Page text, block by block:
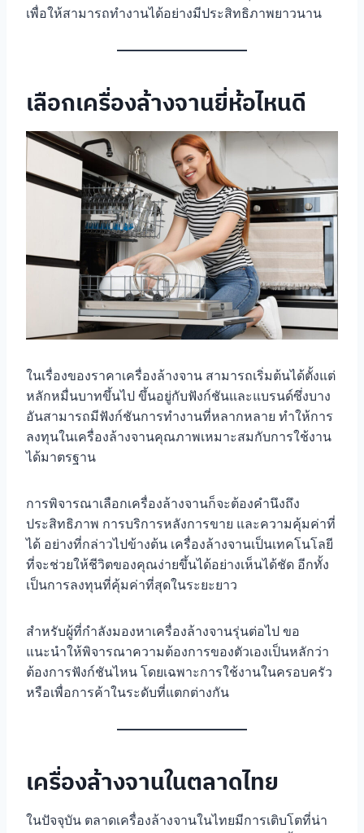
เพื่อให้สามารถทำงานได้อย่างมีประสิทธิภาพยาวนาน
เลือกเครื่องล้างจานยี่ห้อไหนดี
ในเรื่องของราคาเครื่องล้างจาน สามารถเริ่มต้นได้ตั้งแต่
หลักหมื่นบาทขึ้นไป ขึ้นอยู่กับฟังก์ชันและแบรนด์ซึ่งบาง
อันสามารถมีฟังก์ชันการทำงานที่หลากหลาย ทำให้การ
ลงทุนในเครื่องล้างจานคุณภาพเหมาะสมกับการใช้งาน
ได้มาตรฐาน
การพิจารณาเลือกเครื่องล้างจานก็จะต้องคำนึงถึง
ประสิทธิภาพ การบริการหลังการขาย และความคุ้มค่าที่
ได้ อย่างที่กล่าวไปข้างต้น เครื่องล้างจานเป็นเทคโนโลยี
ที่จะช่วยให้ชีวิตของคุณง่ายขึ้นได้อย่างเห็นได้ชัด อีกทั้ง
เป็นการลงทุนที่คุ้มค่าที่สุดในระยะยาว
สำหรับผู้ที่กำลังมองหาเครื่องล้างจานรุ่นต่อไป ขอ
แนะนำให้พิจารณาความต้องการของตัวเองเป็นหลักว่า
ต้องการฟังก์ชันไหน โดยเฉพาะการใช้งานในครอบครัว
หรือเพื่อการค้าในระดับที่แตกต่างกัน
เครื่องล้างจานในตลาดไทย
ในปัจจุบัน ตลาดเครื่องล้างจานในไทยมีการเติบโตที่น่า